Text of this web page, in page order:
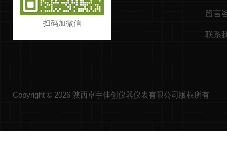
扫码加微信
留言
联系
Copyright © 2026 陕西卓宇佳创仪器仪表有限公司版权所有